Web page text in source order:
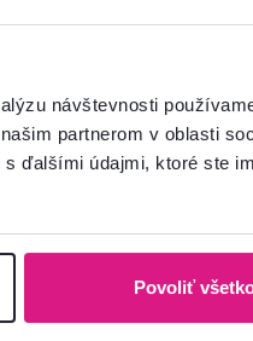
návštevnosti
partnerom v oblasti
ďalšími údajmi, ktoré ste
Povoliť
Akcia
Produkt roku